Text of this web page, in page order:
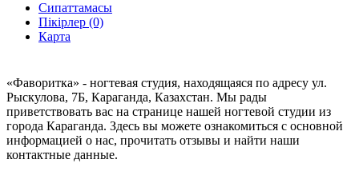
Сипаттамасы
Пікірлер (0)
Карта
«Фаворитка» - ногтевая студия, находящаяся по адресу ул.
Рыскулова, 7Б, Караганда, Казахстан. Мы рады
приветствовать вас на странице нашей ногтевой студии из
города Караганда. Здесь вы можете ознакомиться с основной
информацией о нас, прочитать отзывы и найти наши
контактные данные.